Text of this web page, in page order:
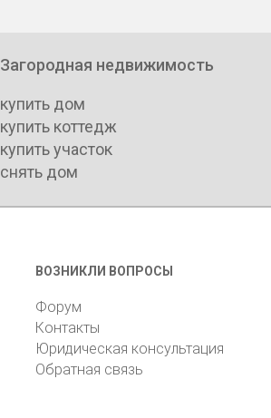
Загородная недвижимость
купить дом
купить коттедж
купить участок
снять дом
ВОЗНИКЛИ ВОПРОСЫ
Форум
Контакты
Юридическая консультация
Обратная связь